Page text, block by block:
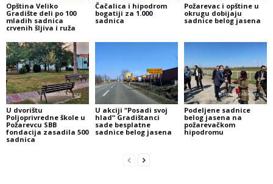
Opština Veliko
Gradište deli po 100
mladih sadnica
crvenih šljiva i ruža
Čačalica i hipodrom
bogatiji za 1.000
sadnica
Požarevac i opštine u
okrugu dobijaju
sadnice belog jasena
U dvorištu
Poljoprivredne škole u
Požarevcu SBB
fondacija zasadila 500
sadnica
U akciji “Posadi svoj
hlad“ Gradištanci
sade besplatne
sadnice belog jasena
Podeljene sadnice
belog jasena na
požarevačkom
hipodromu